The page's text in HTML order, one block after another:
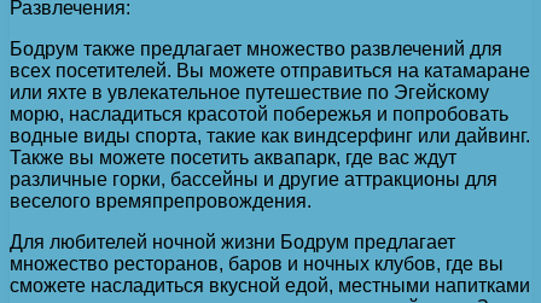
Развлечения:
Бодрум также предлагает множество развлечений для
всех посетителей. Вы можете отправиться на катамаране
или яхте в увлекательное путешествие по Эгейскому
морю, насладиться красотой побережья и попробовать
водные виды спорта, такие как виндсерфинг или дайвинг.
Также вы можете посетить аквапарк, где вас ждут
различные горки, бассейны и другие аттракционы для
веселого времяпрепровождения.
Для любителей ночной жизни Бодрум предлагает
множество ресторанов, баров и ночных клубов, где вы
сможете насладиться вкусной едой, местными напитками